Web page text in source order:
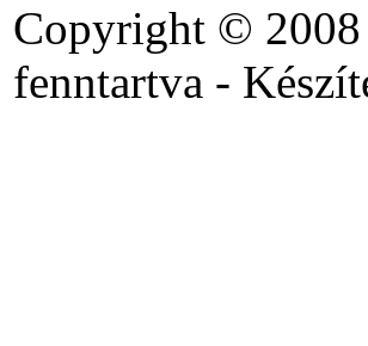
Copyright ©
fenntartva -